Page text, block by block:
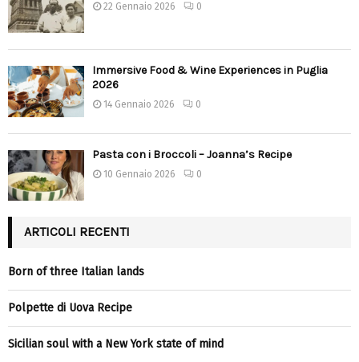
22 Gennaio 2026 0
Immersive Food & Wine Experiences in Puglia
2026
14 Gennaio 2026 0
Pasta con i Broccoli – Joanna’s Recipe
10 Gennaio 2026 0
ARTICOLI RECENTI
Born of three Italian lands
Polpette di Uova Recipe
Sicilian soul with a New York state of mind